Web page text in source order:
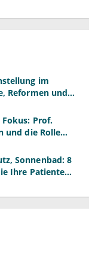
im
Reformen und
Prof.
und die Rolle
Sonnenbad: 8
Ihre Patienten